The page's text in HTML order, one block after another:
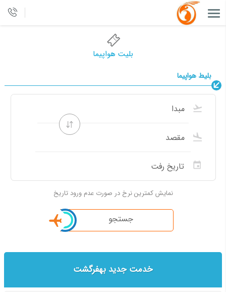
بلیت هواپیما
بلیط هواپیما
نمایش کمترین نرخ در صورت عدم ورود تاریخ
جستجو
خدمت جدید بهفرگشت